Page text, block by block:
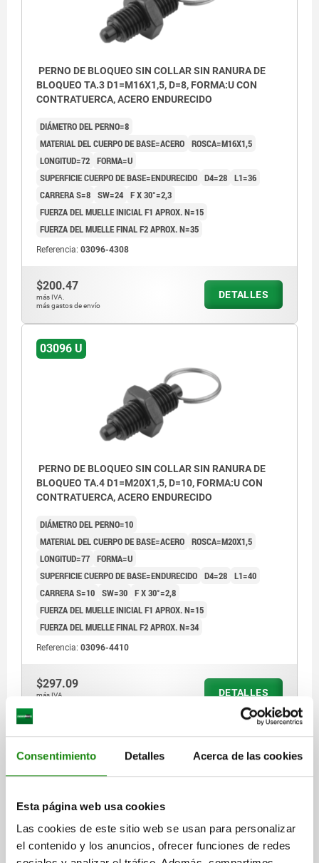
Consentimiento Detalles Acerca de las cookies
Esta página web usa cookies
Las cookies de este sitio web se usan para personalizar
el contenido y los anuncios, ofrecer funciones de redes
PERNO DE BLOQUEO SIN COLLAR SIN RANURA DE
BLOQUEO TA.3 D1=M16X1,5, D=8, FORMA:U CON
CONTRATUERCA, ACERO ENDURECIDO
DIÁMETRO DEL PERNO=8
MATERIAL DEL CUERPO DE BASE=ACERO ROSCA=M16X1,5
LONGITUD=72 FORMA=U
SUPERFICIE CUERPO DE BASE=ENDURECIDO D4=28 L1=36
CARRERA S=8 SW=24 F X 30°=2,3
FUERZA DEL MUELLE INICIAL F1 APROX. N=15
FUERZA DEL MUELLE FINAL F2 APROX. N=35
Referencia: 03096-4308
$200.47
más IVA.
más gastos de envío
DETALLES
03096 U
PERNO DE BLOQUEO SIN COLLAR SIN RANURA DE
BLOQUEO TA.4 D1=M20X1,5, D=10, FORMA:U CON
CONTRATUERCA, ACERO ENDURECIDO
DIÁMETRO DEL PERNO=10
MATERIAL DEL CUERPO DE BASE=ACERO ROSCA=M20X1,5
LONGITUD=77 FORMA=U
SUPERFICIE CUERPO DE BASE=ENDURECIDO D4=28 L1=40
CARRERA S=10 SW=30 F X 30°=2,8
FUERZA DEL MUELLE INICIAL F1 APROX. N=15
FUERZA DEL MUELLE FINAL F2 APROX. N=34
Referencia: 03096-4410
$297.09
más IVA.
DETALLES